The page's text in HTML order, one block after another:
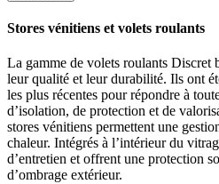
Stores vénitiens et volets roulants
La gamme de volets roulants Discret
leur qualité et leur durabilité. Ils ont
les plus récentes pour répondre à
d’isolation, de protection et de
stores vénitiens permettent une
chaleur. Intégrés à l’intérieur du
d’entretien et offrent une protection
d’ombrage extérieur.